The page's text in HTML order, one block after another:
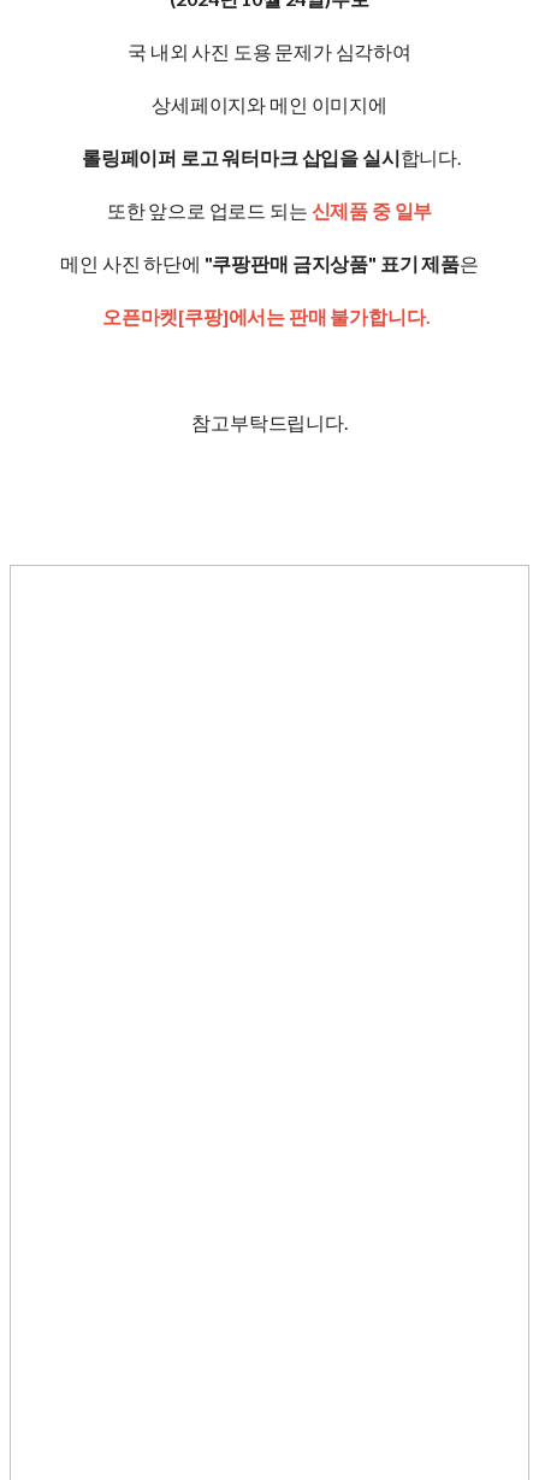
국 내외 사진 도용 문제가 심각하여
상세페이지와 메인 이미지에
롤링페이퍼 로고 워터마크 삽입을 실시합니다.
또한 앞으로 업로드 되는 신제품 중 일부
메인 사진 하단에 "쿠팡판매 금지상품" 표기 제품은
오픈마켓[쿠팡]에서는 판매 불가합니다.
참고부탁드립니다.